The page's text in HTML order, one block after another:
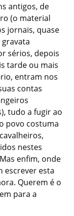
antigos, de
(o material
jornais, quase
sérios, depois
tarde ou mais
entram nos
contas
tudo a fugir ao
povo costuma
nestes
enfim, onde
escrever esta
Querem é o
para a